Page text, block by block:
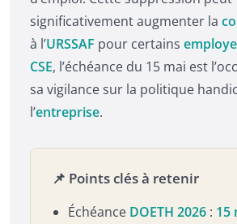
significativement augmenter la
à l’URSSAF pour certains
CSE, l’échéance du 15 mai est
sa vigilance sur la politique
l’entreprise.
📌 Points clés à retenir
Échéance DOETH 2026 : 15